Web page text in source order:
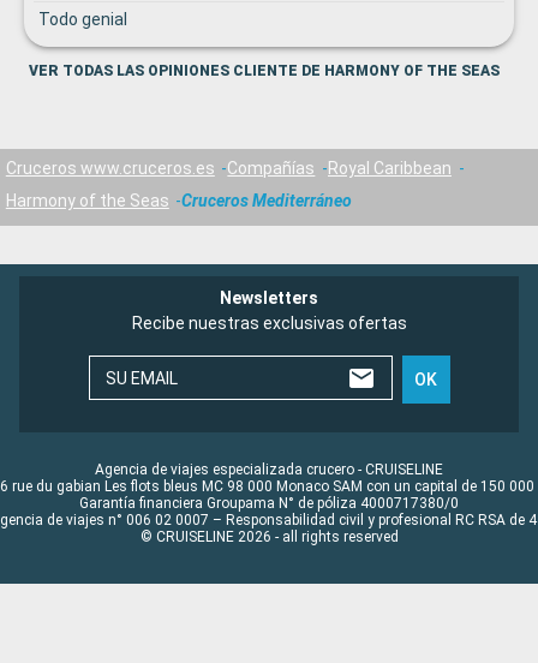
Todo genial
VER TODAS LAS OPINIONES CLIENTE DE HARMONY OF THE SEAS
Cruceros www.cruceros.es Compañías
Royal Caribbean
Harmony of the Seas
Cruceros Mediterráneo
Newsletters
Recibe nuestras exclusivas ofertas
SU EMAIL OK
Agencia de viajes especializada crucero - CRUISELINE
rue du gabian Les flots bleus MC 98 000 Monaco SAM con un capital de 150 000
Garantía financiera Groupama N° de póliza 4000717380/0
de viajes n° 006 02 0007 – Responsabilidad civil y profesional RC RSA de
© CRUISELINE 2026 - all rights reserved